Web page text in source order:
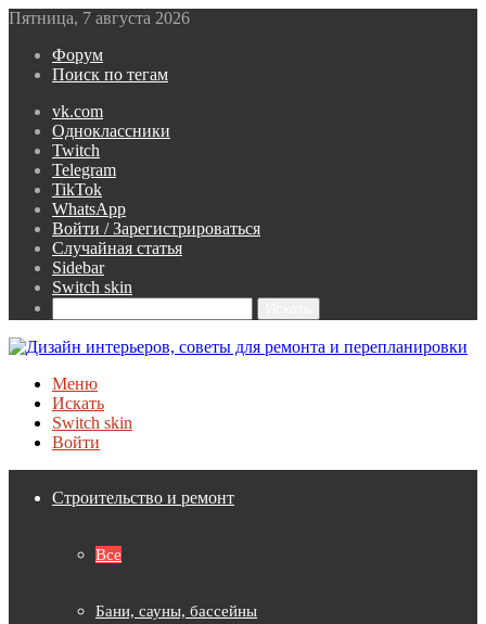
Пятница, 7 августа 2026
Форум
Поиск по тегам
vk.com
Одноклассники
Twitch
Telegram
TikTok
WhatsApp
Войти / Зарегистрироваться
Случайная статья
Sidebar
Switch skin
Меню
Искать
Switch skin
Войти
Строительство и ремонт
Все
Бани, сауны, бассейны